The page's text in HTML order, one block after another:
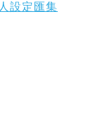
設定匯集